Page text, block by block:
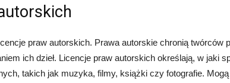
praw autorskich. Prawa autorskie chronią twórców
ich dzieł. Licencje praw autorskich określają, w jaki
takich jak muzyka, filmy, książki czy fotografie.